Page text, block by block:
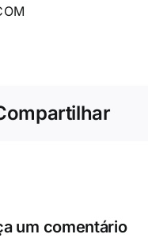
um comentário